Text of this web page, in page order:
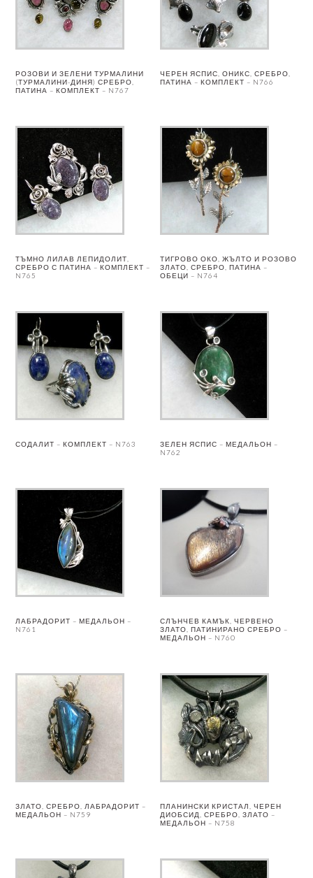
РОЗОВИ И ЗЕЛЕНИ ТУРМАЛИНИ
(ТУРМАЛИНИ-ДИНЯ) СРЕБРО,
ПАТИНА – КОМПЛЕКТ – N767
ЧЕРЕН ЯСПИС, ОНИКС, СРЕБРО,
ПАТИНА – КОМПЛЕКТ – N766
ТЪМНО ЛИЛАВ ЛЕПИДОЛИТ,
СРЕБРО С ПАТИНА – КОМПЛЕКТ –
N765
ТИГРОВО ОКО, ЖЪЛТО И РОЗОВО
ЗЛАТО, СРЕБРО, ПАТИНА –
ОБЕЦИ – N764
СОДАЛИТ – КОМПЛЕКТ – N763
ЗЕЛЕН ЯСПИС – МЕДАЛЬОН –
N762
ЛАБРАДОРИТ – МЕДАЛЬОН –
N761
СЛЪНЧЕВ КАМЪК, ЧЕРВЕНО
ЗЛАТО, ПАТИНИРАНО СРЕБРО –
МЕДАЛЬОН – N760
ЗЛАТО, СРЕБРО, ЛАБРАДОРИТ –
МЕДАЛЬОН – N759
ПЛАНИНСКИ КРИСТАЛ, ЧЕРЕН
ДИОБСИД, СРЕБРО, ЗЛАТО –
МЕДАЛЬОН – N758